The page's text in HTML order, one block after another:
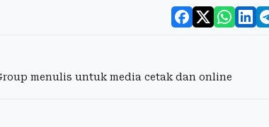
menulis untuk media cetak dan online